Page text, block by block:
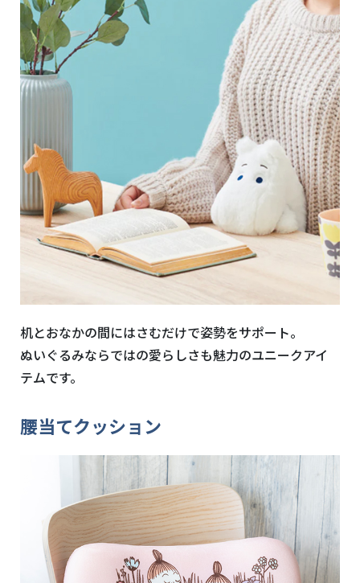
机とおなかの間にはさむだけで姿勢をサポート。
ぬいぐるみならではの愛らしさも魅力のユニークアイ
テムです。
腰当てクッション